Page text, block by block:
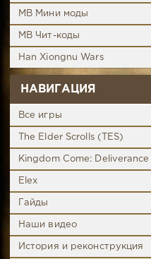
MB Мини моды
MB Чит-коды
Han Xiongnu Wars
НАВИГАЦИЯ
Все игры
The Elder Scrolls (TES)
Kingdom Come: Deliverance
Elex
Гайды
Наши видео
История и реконструкция